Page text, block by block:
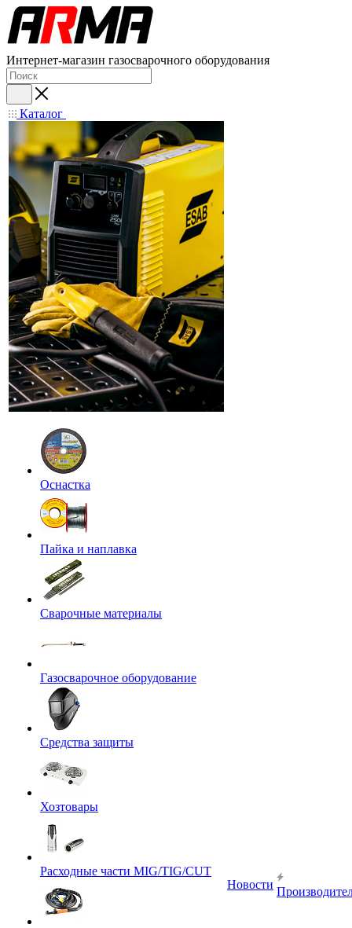
Интернет-магазин газосварочного оборудования
Каталог
Оснастка
Пайка и наплавка
Сварочные материалы
Газосварочное оборудование
Средства защиты
Хозтовары
Расходные части MIG/TIG/CUT
Новости